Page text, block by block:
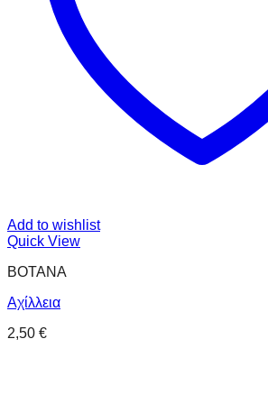
Add to wishlist
Quick View
ΒΟΤΑΝΑ
Αχίλλεια
2,50 €